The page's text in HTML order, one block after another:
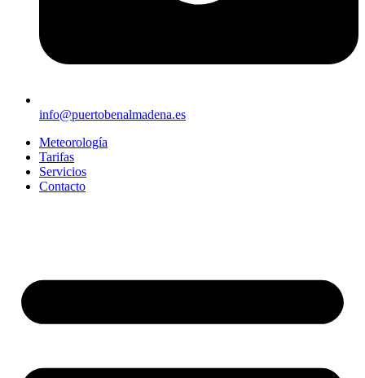
info@puertobenalmadena.es
Meteorología
Tarifas
Servicios
Contacto